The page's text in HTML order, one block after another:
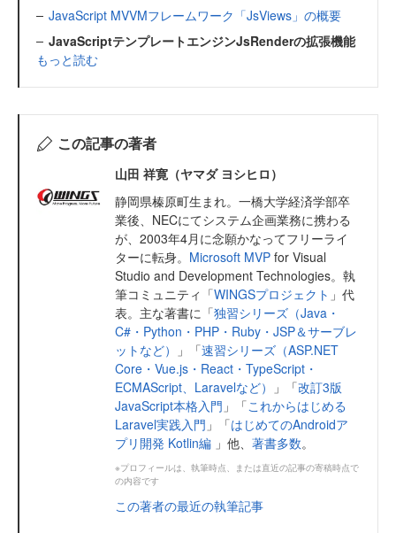
JavaScript MVVMフレームワーク「JsViews」の概要
JavaScriptテンプレートエンジンJsRenderの拡張機能
もっと読む
この記事の著者
山田 祥寛（ヤマダ ヨシヒロ）
静岡県榛原町生まれ。一橋大学経済学部卒
業後、NECにてシステム企画業務に携わる
が、2003年4月に念願かなってフリーライ
ターに転身。 Microsoft MVP for Visual
Studio and Development Technologies。執
筆コミュニティ「WINGSプロジェクト 」代
表。主な著書に「独習シリーズ（Java・
C#・Python・PHP・Ruby・JSP＆サーブレ
ットなど）
」「速習シリーズ（ASP.NET
Core・Vue.js・React・TypeScript・
ECMAScript、Laravelなど）
」「改訂3版
JavaScript本格入門 」「これからはじめる
Laravel実践入門 」「はじめてのAndroidア
プリ開発 Kotlin編 」他、 著書多数。
※プロフィールは、執筆時点、または直近の記事の寄稿時点で
の内容です
この著者の最近の執筆記事